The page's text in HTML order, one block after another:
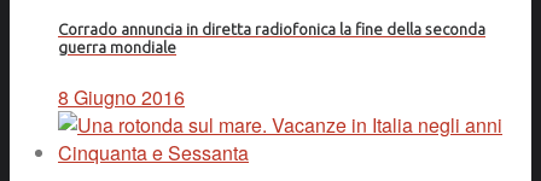
Corrado annuncia in diretta radiofonica la fine della seconda
guerra mondiale
8 Giugno 2016